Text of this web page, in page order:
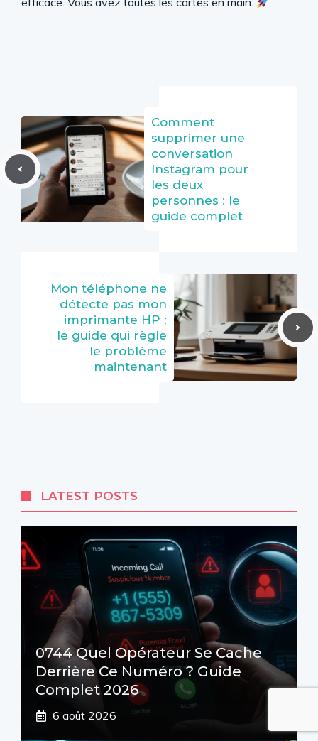
Comment
supprimer une
conversation
Instagram pour
les deux
personnes : le
guide complet
Mon téléphone ne
détecte pas mon
imprimante HP :
le guide qui règle
le problème
maintenant
LATEST POSTS
0744 Quel Opérateur Se Cache
Derrière Ce Numéro ? Guide
Complet 2026
6 août 2026